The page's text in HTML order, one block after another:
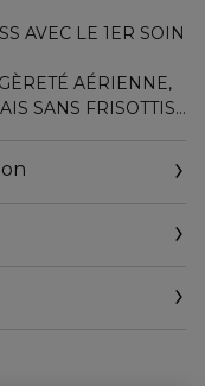
AVEC LE 1ER SOIN
AÉRIENNE,
SANS FRISOTTIS
fine et
aux frisottis en
de rose sauvage